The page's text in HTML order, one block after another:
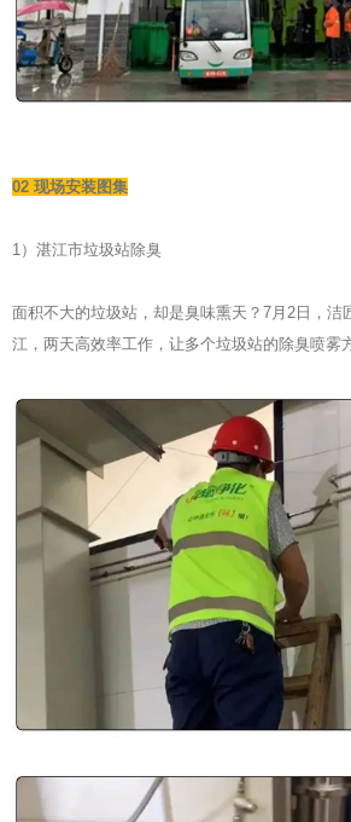
02 现场安装图集
1）湛江市垃圾站除臭
面积不大的垃圾站，却是臭味熏天？7月2日，洁
江，两天高效率工作，让多个垃圾站的除臭喷雾